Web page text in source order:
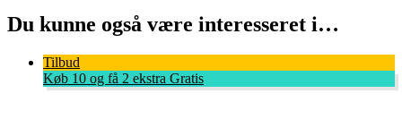
Du kunne også være interesseret i…
Tilbud
Køb 10 og få 2 ekstra Gratis